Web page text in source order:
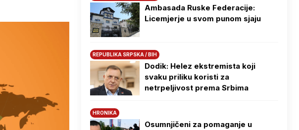
Ambasada Ruske Federacije:
Licemjerje u svom punom sjaju
REPUBLIKA SRPSKA / BIH
Dodik: Helez ekstremista koji
svaku priliku koristi za
netrpeljivost prema Srbima
HRONIKA
Osumnjičeni za pomaganje u